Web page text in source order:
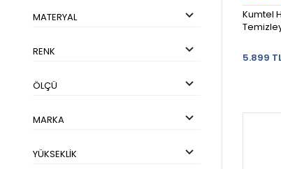
MATERYAL
RENK
ÖLÇÜ
MARKA
YÜKSEKLIK
Kumtel
5.899